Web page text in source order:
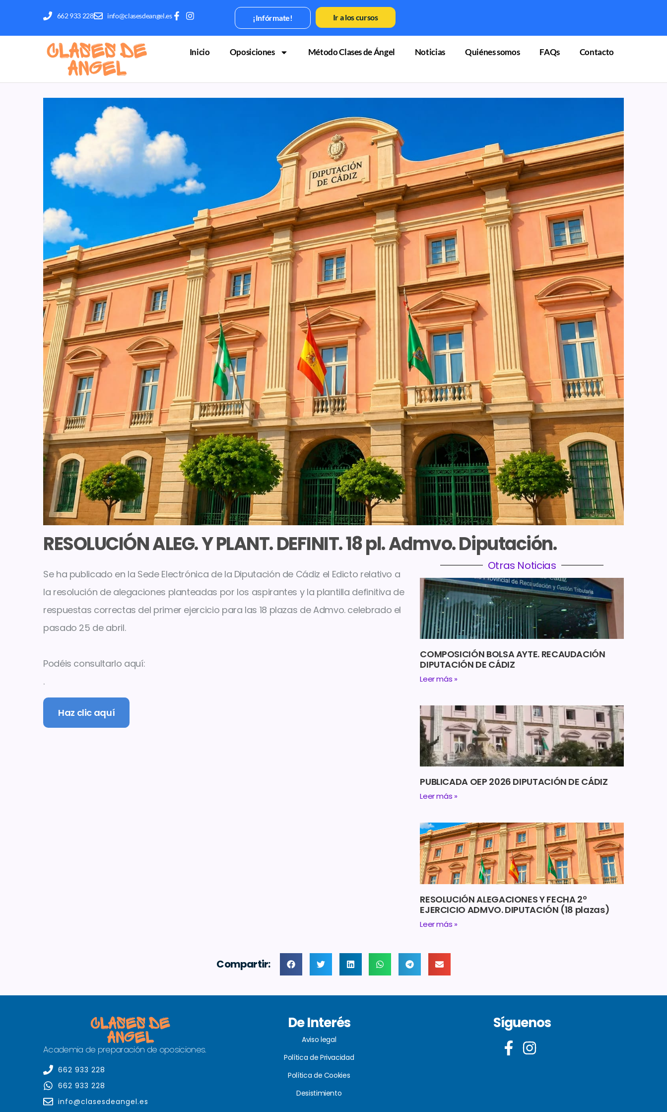
662 933 228 info@clasesdeangel.es ¡Infórmate! Ir a los cursos
Inicio Oposiciones Método Clases de Ángel Noticias Quiénes somos FAQs Contacto
RESOLUCIÓN ALEG. Y PLANT. DEFINIT. 18 pl. Admvo. Diputación.
Se ha publicado en la Sede Electrónica de la Diputación de Cádiz el Edicto relativo a
la resolución de alegaciones planteadas por los aspirantes y la plantilla definitiva de
respuestas correctas del primer ejercicio para las 18 plazas de Admvo. celebrado el
pasado 25 de abril.
Podéis consultarlo aquí:
.
Haz clic aquí
Otras Noticias
COMPOSICIÓN BOLSA AYTE. RECAUDACIÓN
DIPUTACIÓN DE CÁDIZ
Leer más »
PUBLICADA OEP 2026 DIPUTACIÓN DE CÁDIZ
Leer más »
RESOLUCIÓN ALEGACIONES Y FECHA 2º
EJERCICIO ADMVO. DIPUTACIÓN (18 plazas)
Leer más »
Compartir:
Academia de preparación de oposiciones.
662 933 228
662 933 228
info@clasesdeangel.es
De Interés
Aviso legal
Política de Privacidad
Política de Cookies
Desistimiento
Síguenos